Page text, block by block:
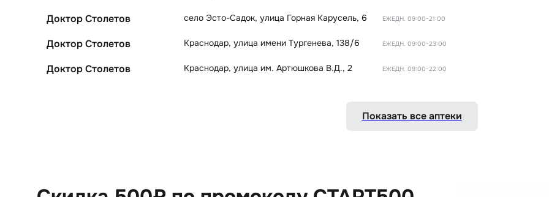
Доктор Столетов село Эсто-Садок, улица Горная Карусель, 6 ЕЖЕДН. 09:00-21:00
Доктор Столетов
Краснодар, улица имени Тургенева, 138/6 ЕЖЕДН. 09:00-23:00
Доктор Столетов
Краснодар, улица им. Артюшкова В.Д., 2 ЕЖЕДН. 09:00-22:00
Показать все аптеки